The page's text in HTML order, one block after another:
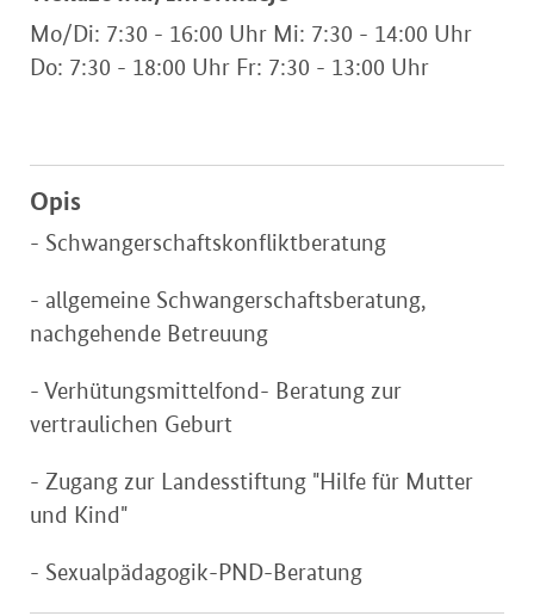
Mo/Di: 7:30 - 16:00 Uhr Mi: 7:30 - 14:00 Uhr
Do: 7:30 - 18:00 Uhr Fr: 7:30 - 13:00 Uhr
Opis
- Schwangerschaftskonfliktberatung
- allgemeine Schwangerschaftsberatung,
nachgehende Betreuung
- Verhütungsmittelfond- Beratung zur
vertraulichen Geburt
- Zugang zur Landesstiftung "Hilfe für Mutter
und Kind"
- Sexualpädagogik-PND-Beratung